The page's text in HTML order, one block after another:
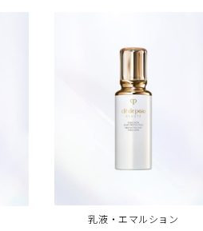
乳液・エマルション